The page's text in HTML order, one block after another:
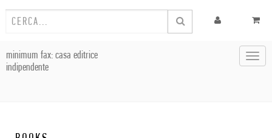
minimum fax: casa editrice
indipendente